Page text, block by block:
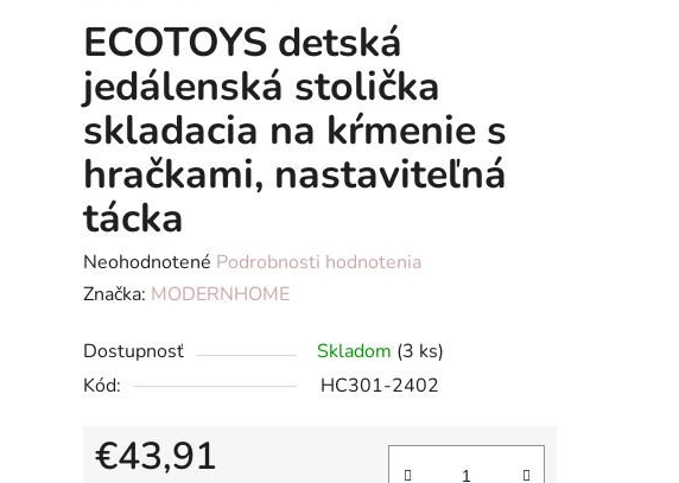
ECOTOYS detská
jedálenská stolička
skladacia na kŕmenie s
hračkami, nastaviteľná
tácka
Priemerné
hodnotenie
je
0,0
Neohodnotené Podrobnosti hodnotenia
Značka: MODERNHOME
Dostupnosť Skladom (3 ks)
Kód:
HC301-2402
€43,91